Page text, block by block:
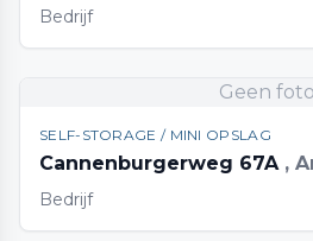
Bedrijf
Geen foto
SELF-STORAGE / MINI OPSLAG
Cannenburgerweg 67A ,
Bedrijf